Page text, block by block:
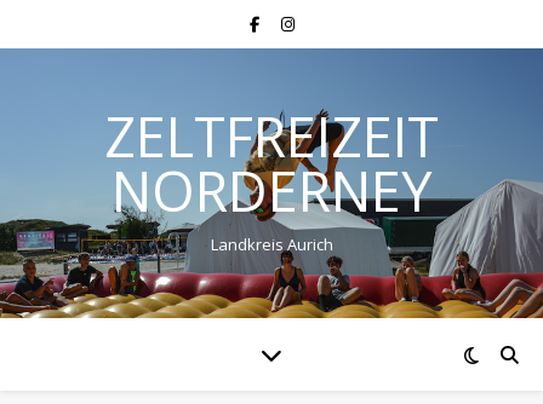
ZELTFREIZEIT
NORDERNEY
Landkreis Aurich